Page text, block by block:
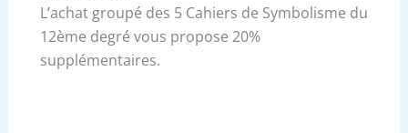
L’achat groupé des 5 Cahiers de Symbolisme du
12ème degré vous propose 20%
supplémentaires.